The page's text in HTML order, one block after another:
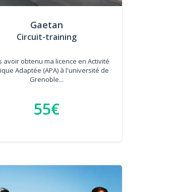
Gaetan
Circuit-training
avoir obtenu ma licence en Activité
Adaptée (APA) à l'université de
Grenoble...
55€